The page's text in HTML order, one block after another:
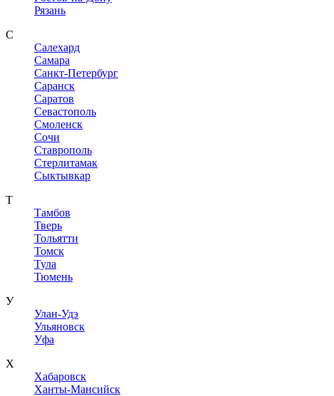
Рязань
С
Салехард
Самара
Санкт-Петербург
Саранск
Саратов
Севастополь
Смоленск
Сочи
Ставрополь
Стерлитамак
Сыктывкар
Т
Тамбов
Тверь
Тольятти
Томск
Тула
Тюмень
У
Улан-Удэ
Ульяновск
Уфа
Х
Хабаровск
Ханты-Мансийск